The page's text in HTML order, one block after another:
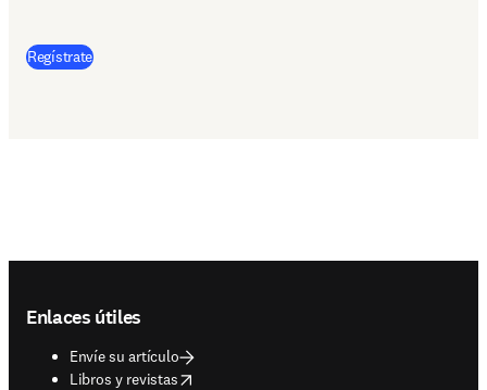
Regístrate
Enlaces útiles
Envíe su artículo
Libros y revistas
opens in new tab/window